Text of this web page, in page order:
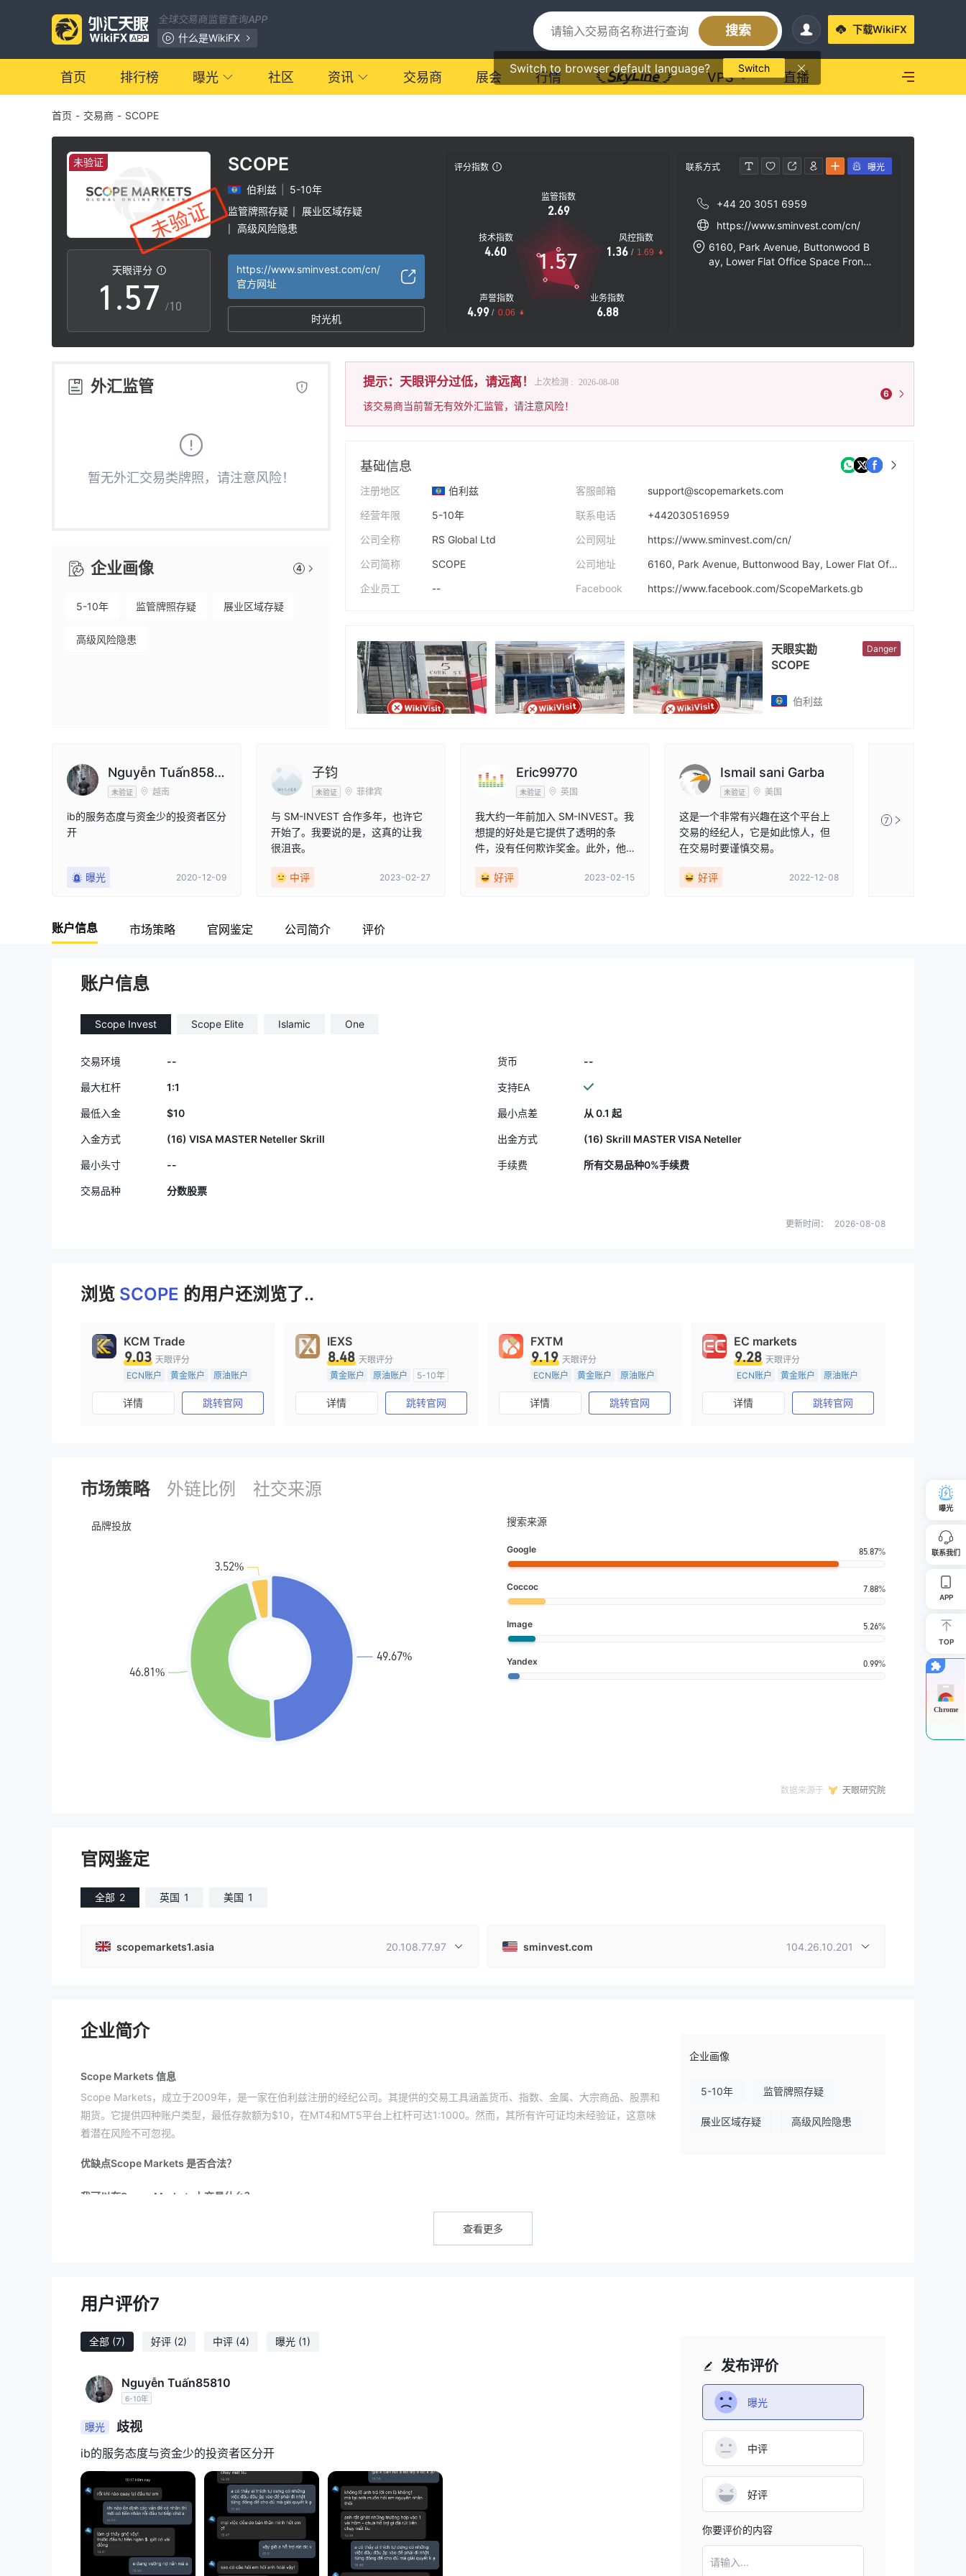
全球交易商监管查询APP
什么是WikiFX
搜索
Switch to browser default language? Switch
下载WikiFX
首页 排行榜 曝光 社区 资讯 交易商 展会 行情 VPS 直播
首页 - 交易商 - SCOPE
未验证
天眼评分
0
1
2
3
5
7
8
9
.
0
1
3
4
5
6
7
9
1
2
3
5
6
7
8
9
/10
SCOPE
伯利兹
5-10年
监管牌照存疑
展业区域存疑
高级风险隐患
https://www.sminvest.com/cn/
官方网址
时光机
评分指数
监管指数
2.69
技术指数
4.60
声誉指数
4.99 / 0.06
业务指数
6.88
风控指数
1.36 / 1.69
1.57
联系方式
+44 20 3051 6959
https://www.sminvest.com/cn/
6160, Park Avenue, Buttonwood B
ay, Lower Flat Office Space Front,
曝光
外汇监管
暂无外汇交易类牌照，请注意风险！
企业画像 4
5-10年 监管牌照存疑 展业区域存疑
高级风险隐患
提示：天眼评分过低，请远离！ 上次检测 : 2026-08-08
该交易商当前暂无有效外汇监管，请注意风险！
6
基础信息
注册地区
伯利兹
经营年限
5-10年
公司全称
RS Global Ltd
公司简称
SCOPE
企业员工
--
客服邮箱
support@scopemarkets.com
联系电话
+442030516959
公司网址
https://www.sminvest.com/cn/
公司地址
6160, Park Avenue, Buttonwood Bay, Lower Flat Office Space Front, Belize City, Belize
Facebook
https://www.facebook.com/ScopeMarkets.gb
天眼实勘
SCOPE
Danger
伯利兹
Nguyễn Tuấn8581
0未验证 越南
ib的服务态度与资金少的投资者区分
开
曝光 2020-12-09
子钧
未验证 菲律宾
与 SM-INVEST 合作多年，也许它
开始了。我要说的是，这真的让我
很沮丧。
中评 2023-02-27
Eric99770
未验证 英国
我大约一年前加入 SM-INVEST。我
想提的好处是它提供了透明的条
件，没有任何欺诈奖金。此外，他
用，佣金也很合理。存款过程几乎
好评 2023-02-15
Ismail sani Garba
未验证 美国
这是一个非常有兴趣在这个平台上
交易的经纪人，它是如此惊人，但
在交易时要谨慎交易。
好评 2022-12-08
7
账户信息 市场策略 官网鉴定 公司简介 评价
账户信息
Scope Invest Scope Elite Islamic One
交易环境 -- 货币 --
最大杠杆 1:1 支持EA
最低入金 $10 最小点差 从 0.1 起
入金方式 (16) VISA MASTER Neteller Skrill 出金方式 (16) Skrill MASTER VISA Neteller
最小头寸 -- 手续费 所有交易品种0%手续费
交易品种 分数股票
更新时间： 2026-08-08
浏览 SCOPE 的用户还浏览了..
KCM Trade
9.03 天眼评分
ECN账户
黄金账户
原油账户
5-10年
澳大利亚监管
外汇直通牌照 (STP)
详情 跳转官网
IEXS
8.48 天眼评分
黄金账户
原油账户
5-10年
澳大利亚监管
机构外汇直通牌照 (STP)
详情 跳转官网
FXTM
9.19 天眼评分
ECN账户
黄金账户
原油账户
15-20年
南非监管
衍生品交易牌照 (EP)
详情 跳转官网
EC markets
9.28 天眼评分
ECN账户
黄金账户
原油账户
10-15年
澳大利亚监管
全牌照 (MM)
主标MT4
详情 跳转官网
市场策略 外链比例 社交来源
搜索来源
Google 85.87%
Coccoc 7.88%
Image 5.26%
Yandex 0.99%
数据来源于 天眼研究院
官网鉴定
全部 2 英国 1 美国 1
scopemarkets1.asia 20.108.77.97 sminvest.com 104.26.10.201
企业简介
Scope Markets 信息
Scope Markets，成立于2009年，是一家在伯利兹注册的经纪公司。其提供的交易工具涵盖货币、指数、金属、大宗商品、股票和
期货。它提供四种账户类型，最低存款额为$10，在MT4和MT5平台上杠杆可达1:1000。然而，其所有许可证均未经验证，这意味
着潜在风险不可忽视。
优缺点Scope Markets 是否合法？
我可以在Scope Markets上交易什么？
Scope Markets费用
Scope Markets声称提供低点差和低佣金。
Scope Markets的交易平台是MT4和MT5，支持PC和移动设备上的交易者。
存款和取款
企业画像
5-10年 监管牌照存疑
展业区域存疑 高级风险隐患
查看更多
用户评价7
全部 (7) 好评 (2) 中评 (4) 曝光 (1)
Nguyễn Tuấn85810
6-10年
曝光 歧视
ib的服务态度与资金少的投资者区分开
发布评价
曝光
中评
好评
你要评价的内容
请输入...
曝光
联系我们
APP
TOP
Chrome